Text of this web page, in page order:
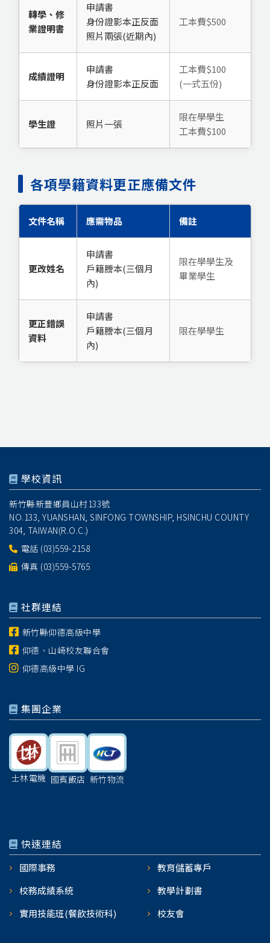
轉學、修
業證明書
申請書
身份證影本正反面
照片兩張(近期內)
工本費$500
成績證明
申請書
身份證影本正反面
工本費$100
(一式五份)
學生證 照片一張
限在學學生
工本費$100
各項學籍資料更正應備文件
文件名稱 應需物品 備註
更改姓名
申請書
戶籍謄本(三個月
內)
限在學學生及
畢業學生
更正錯誤
資料
申請書
戶籍謄本(三個月
內)
限在學學生
學校資訊
新竹縣新豐鄉員山村133號
NO.133, YUANSHAN, SINFONG TOWNSHIP, HSINCHU COUNTY
304, TAIWAN(R.O.C.)
電話 (03)559-2158
傳真 (03)559-5765
社群連結
新竹縣仰德高級中學
仰德、山崎校友聯合會
仰德高級中學 IG
集團企業
士林電機 國賓飯店 新竹物流
快速連結
國際事務
教育儲蓄專戶
校務成績系統
教學計劃書
實用技能班(餐飲技術科)
校友會